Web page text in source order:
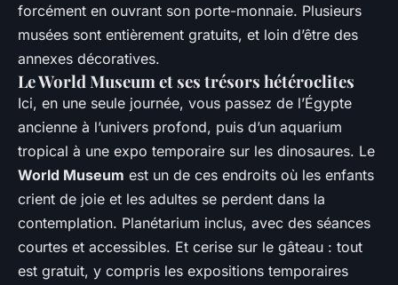
forcément en ouvrant son porte-monnaie. Plusieurs
musées sont entièrement gratuits, et loin d’être des
annexes décoratives.
Le World Museum et ses trésors hétéroclites
Ici, en une seule journée, vous passez de l’Égypte
ancienne à l’univers profond, puis d’un aquarium
tropical à une expo temporaire sur les dinosaures. Le
World Museum est un de ces endroits où les enfants
crient de joie et les adultes se perdent dans la
contemplation. Planétarium inclus, avec des séances
courtes et accessibles. Et cerise sur le gâteau : tout
est gratuit, y compris les expositions temporaires